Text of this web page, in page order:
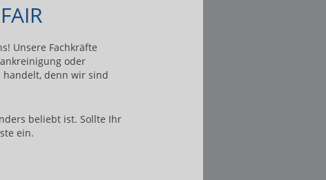
Unsere Fachkräfte
oder
handelt, denn wir sind
beliebt ist. Sollte Ihr
ein.